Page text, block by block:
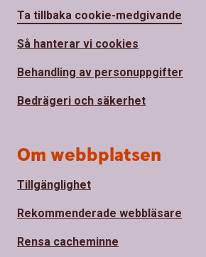
Ta tillbaka cookie-medgivande
Så hanterar vi cookies
Behandling av personuppgifter
Bedrägeri och säkerhet
Om webbplatsen
Tillgänglighet
Rekommenderade webbläsare
Rensa cacheminne